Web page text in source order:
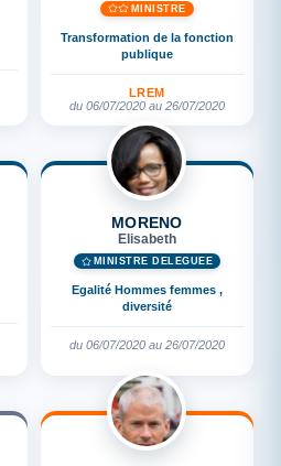
MINISTRE
Transformation de la fonction
publique
LREM
du 06/07/2020 au 26/07/2020
MORENO
Elisabeth
MINISTRE DÉLÉGUÉE
Egalité Hommes femmes ,
diversité
du 06/07/2020 au 26/07/2020